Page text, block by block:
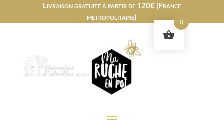
Livraison gratuite à partir de 120€ (France
métropolitaine)
0